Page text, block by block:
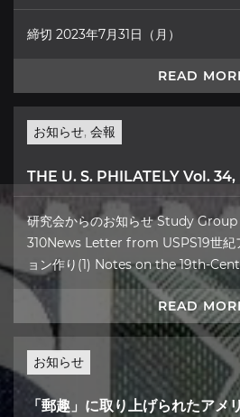
締切 2023年7月31日（月）
READ
お知らせ, 会報
THE U. S. PHILATELY Vol. 34,
研究会からのお知らせ Study
310News Letter from USPS19世紀
ョン作り(1) Notes on the 19th-
READ
お知らせ
「郵趣」に取り上げられたアメ